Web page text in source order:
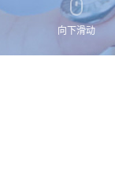
向下滑动